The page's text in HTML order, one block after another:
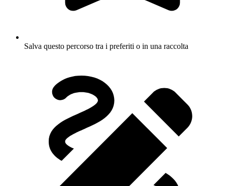
Salva questo percorso tra i preferiti o in una raccolta